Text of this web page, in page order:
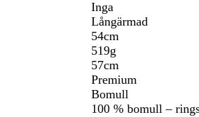
Inga
Långärmad
54cm
519g
57cm
Premium
Bomull
100 % bomull –